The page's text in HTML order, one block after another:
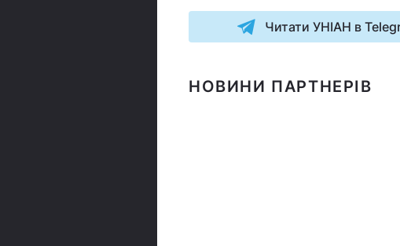
Читати УНІАН в
НОВИНИ ПАРТНЕРІВ